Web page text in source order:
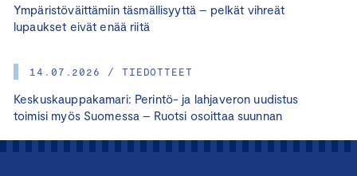
Ympäristöväittämiin täsmällisyyttä – pelkät vihreät
lupaukset eivät enää riitä
14.07.2026 / TIEDOTTEET
Keskuskauppakamari: Perintö- ja lahjaveron uudistus
toimisi myös Suomessa – Ruotsi osoittaa suunnan